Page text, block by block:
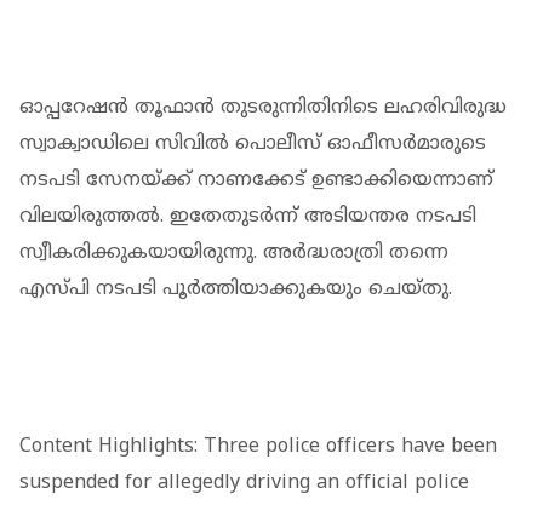
ഓപ്പറേഷന്‍ തൂഫാന്‍ തുടരുന്നിതിനിടെ ലഹരിവിരുദ്ധ
സ്വാക്വാഡിലെ സിവില്‍ പൊലീസ് ഓഫീസര്‍മാരുടെ
നടപടി സേനയ്ക്ക് നാണക്കേട് ഉണ്ടാക്കിയെന്നാണ്
വിലയിരുത്തല്‍. ഇതേതുടര്‍ന്ന് അടിയന്തര നടപടി
സ്വീകരിക്കുകയായിരുന്നു. അര്‍ദ്ധരാത്രി തന്നെ
എസ്പി നടപടി പൂര്‍ത്തിയാക്കുകയും ചെയ്തു.
Content Highlights: Three police officers have been
suspended for allegedly driving an official police